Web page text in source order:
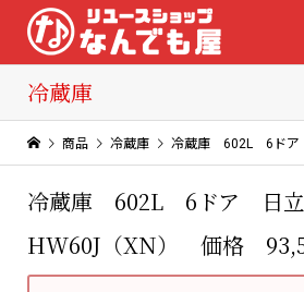
冷蔵庫
商品 冷蔵庫 冷蔵庫 602L 6ドア 日立
冷蔵庫 602L 6ドア 日
HW60J（XN） 価格